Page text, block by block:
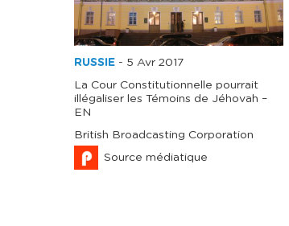
RUSSIE - 5 Avr 2017
La Cour Constitutionnelle pourrait
illégaliser les Témoins de Jéhovah –
EN
British Broadcasting Corporation
Source médiatique